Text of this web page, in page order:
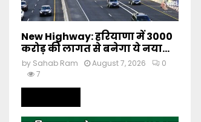
New Highway: हरियाणा में 3000
करोड़ की लागत से बनेगा ये नया...
by Sahab Ram August 7, 2026
0
7